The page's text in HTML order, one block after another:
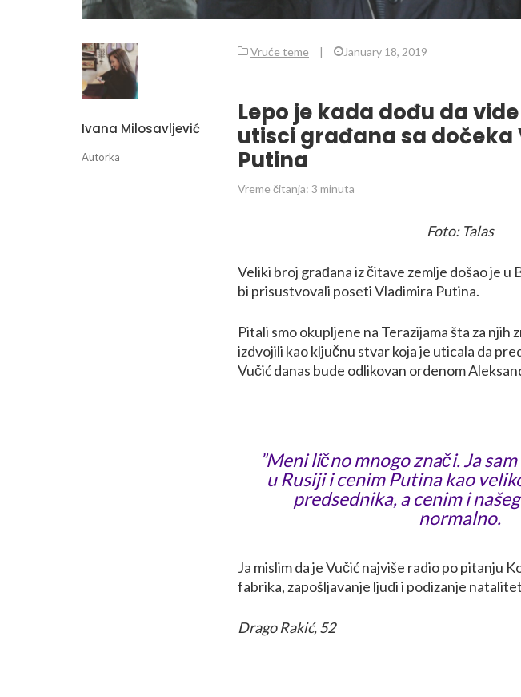
Ivana Milosavljević
Autorka
Vruće teme | January 18, 2019
Lepo je kada dođu da
utisci građana sa
Putina
Vreme čitanja: 3 minuta
Foto: Talas
Veliki broj građana iz čitave zemlje došao je u
bi prisustvovali poseti Vladimira Putina.
Pitali smo okupljene na Terazijama šta za njih
izdvojili kao ključnu stvar koja je uticala da
Vučić danas bude odlikovan ordenom
”Meni lično mnogo znači. Ja
u Rusiji i cenim Putina kao
predsednika, a cenim i
normalno.
Ja mislim da je Vučić najviše radio po pitanju
fabrika, zapošljavanje ljudi i podizanje
Drago Rakić, 52